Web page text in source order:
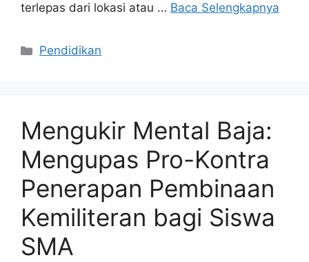
terlepas dari lokasi atau … Baca Selengkapnya
Kategori
Pendidikan
Mengukir Mental Baja:
Mengupas Pro-Kontra
Penerapan Pembinaan
Kemiliteran bagi Siswa
SMA